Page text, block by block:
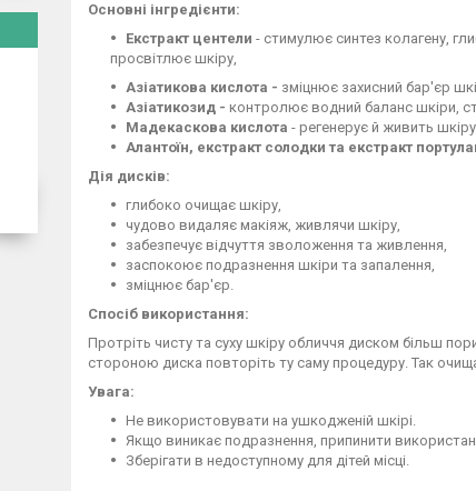
Основні інгредієнти:
Екстракт центели - стимулює синтез колагену,
просвітлює шкіру,
Азіатикова кислота - зміцнює захисний бар'єр
Азіатикозид - контролює водний баланс шкіри,
Мадекаскова кислота - регенерує й живить
Алантоїн, екстракт солодки та екстракт
Дія дисків:
глибоко очищає шкіру,
чудово видаляє макіяж, живлячи шкіру,
забезпечує відчуття зволоження та живлення,
заспокоює подразнення шкіри та запалення,
зміцнює бар'єр.
Спосіб використання:
Протріть чисту та суху шкіру обличчя диском більш
стороною диска повторіть ту саму процедуру. Так
Увага:
Не використовувати на ушкодженій шкірі.
Якщо виникає подразнення, припинити
Зберігати в недоступному для дітей місці.